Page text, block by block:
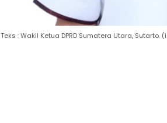
Teks : Wakil Ketua DPRD Sumatera Utara, Sutarto.